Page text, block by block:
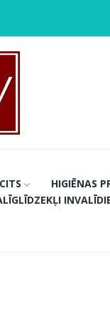
CITS HIGIĒNAS